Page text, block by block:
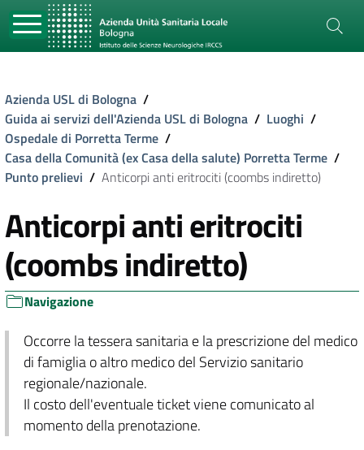
Azienda USL di Bologna /
Guida ai servizi dell'Azienda USL di Bologna / Luoghi /
Ospedale di Porretta Terme /
Casa della Comunità (ex Casa della salute) Porretta Terme /
Punto prelievi / Anticorpi anti eritrociti (coombs indiretto)
Anticorpi anti eritrociti
(coombs indiretto)
Navigazione
Occorre la tessera sanitaria e la prescrizione del medico
di famiglia o altro medico del Servizio sanitario
regionale/nazionale.
Il costo dell'eventuale ticket viene comunicato al
momento della prenotazione.